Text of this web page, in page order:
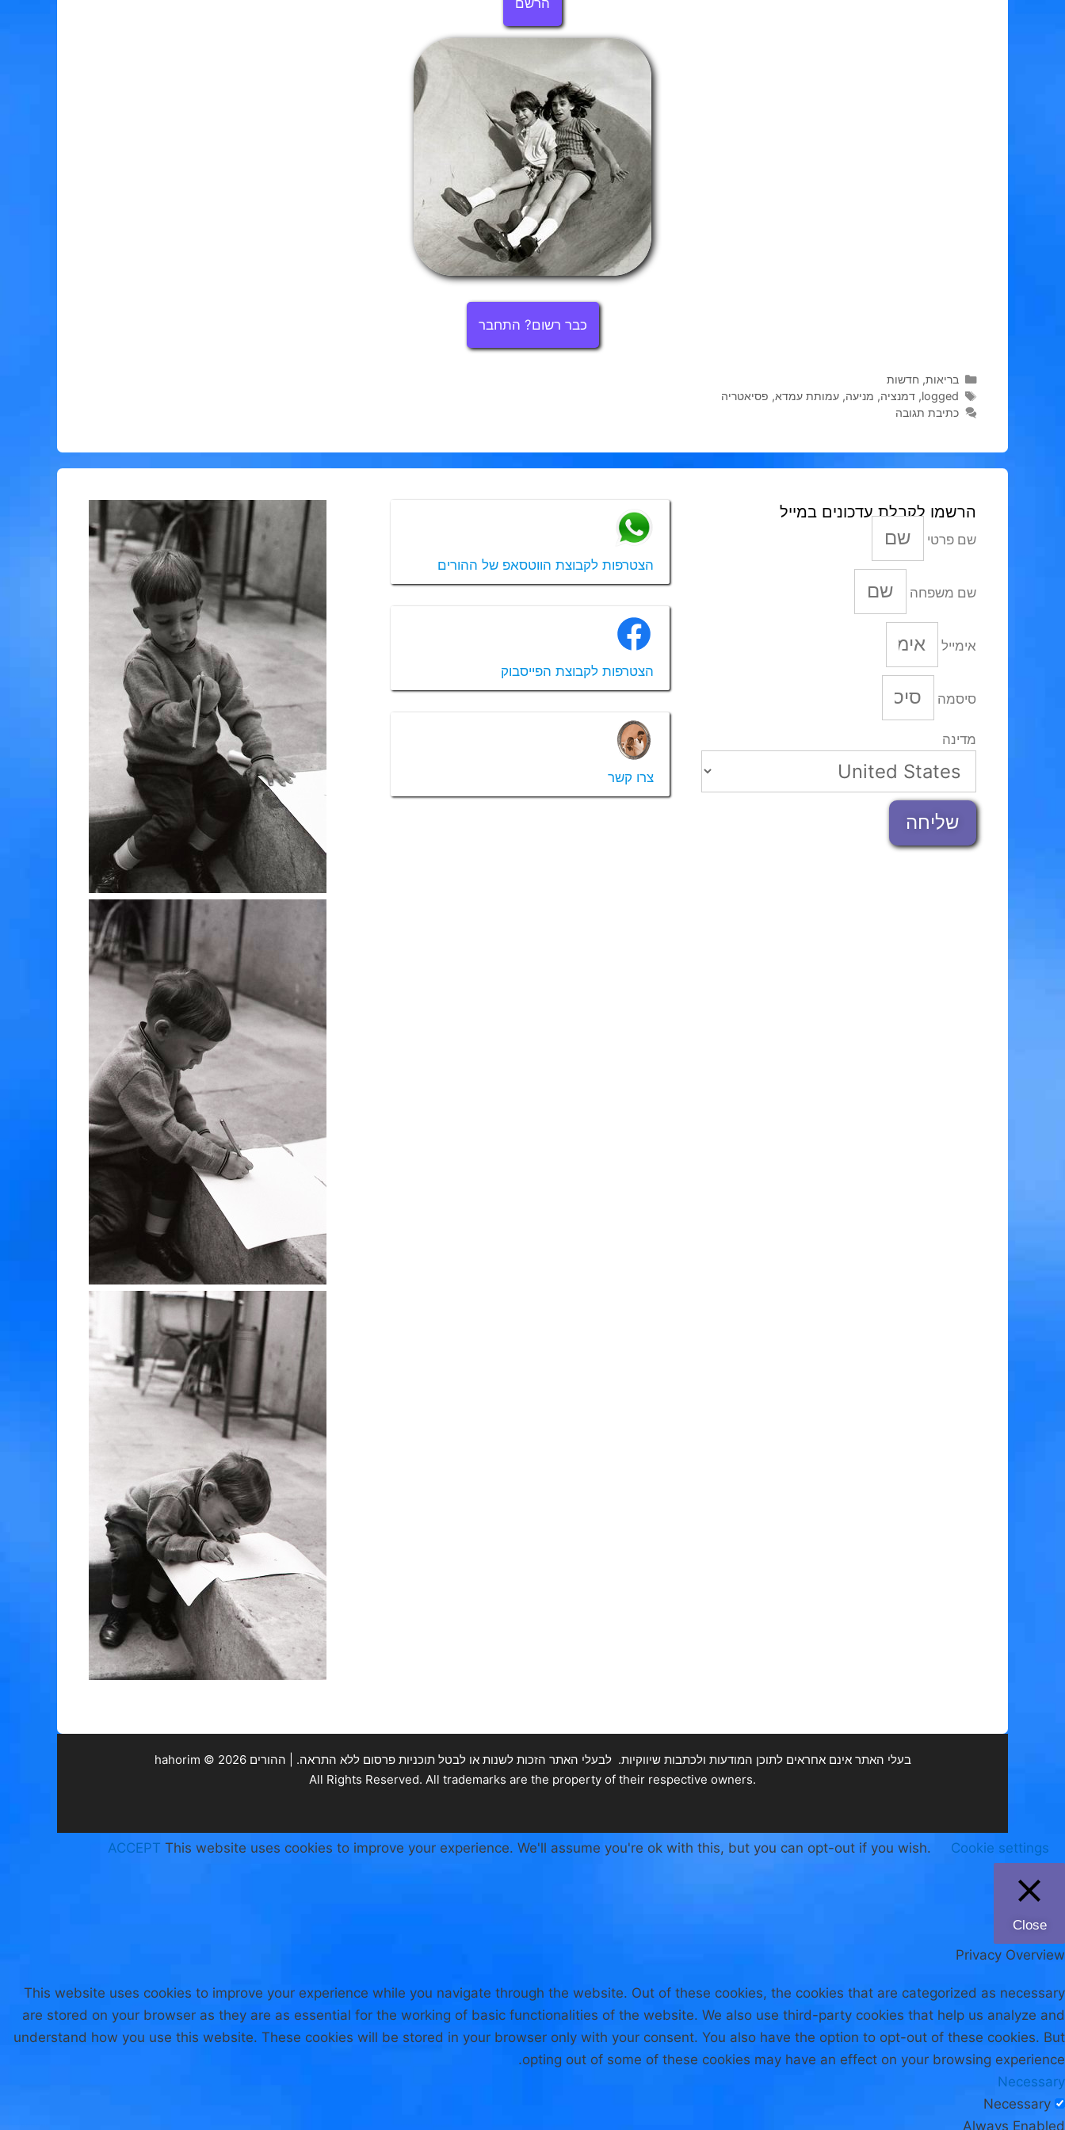
כבר רשום? התחבר
קטגוריות
בריאות, חדשות
תגיות
logged
, דמנציה, מניעה, עמותת עמדא, פסיאטריה
כתיבת תגובה
הרשמו לקבלת עדכונים במייל
שם פרטי
שם משפחה
אימייל
סיסמה
מדינה
שליחה
הצטרפות לקבוצת הווטסאפ של ההורים
הצטרפות לקבוצת הפייסבוק
צרו קשר
בעלי האתר אינם אחראים לתוכן המודעות ולכתבות שיווקיות. לבעלי האתר הזכות לשנות או לבטל תוכניות פרסום ללא התראה. | ההורים hahorim ©2026
.All Rights Reserved. All trademarks are the property of their respective owners
This website uses cookies to improve your experience. We'll assume you're ok with this, but you can opt-out if you wish. Cookie settings
ACCEPT
Close
Privacy Overview
This website uses cookies to improve your experience while you navigate through the website. Out of these cookies, the cookies that are categorized as necessary
are stored on your browser as they are as essential for the working of basic functionalities of the website. We also use third-party cookies that help us analyze and
understand how you use this website. These cookies will be stored in your browser only with your consent. You also have the option to opt-out of these cookies. But
opting out of some of these cookies may have an effect on your browsing experience.
Necessary
Necessary
Always Enabled